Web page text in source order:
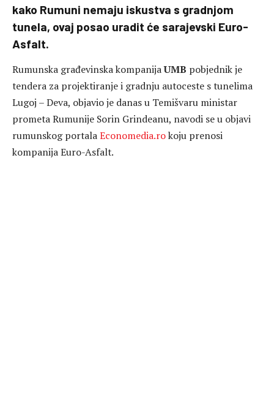
kako Rumuni nemaju iskustva s gradnjom
tunela, ovaj posao uradit će sarajevski Euro-
Asfalt.
Rumunska građevinska kompanijaUMB pobjednik je
tendera za projektiranje i gradnju autoceste s tunelima
Lugoj – Deva, objavio je danas u Temišvaru ministar
prometa Rumunije Sorin Grindeanu, navodi se u objavi
rumunskog portalaEconomedia.rokoju prenosi
kompanija Euro-Asfalt.